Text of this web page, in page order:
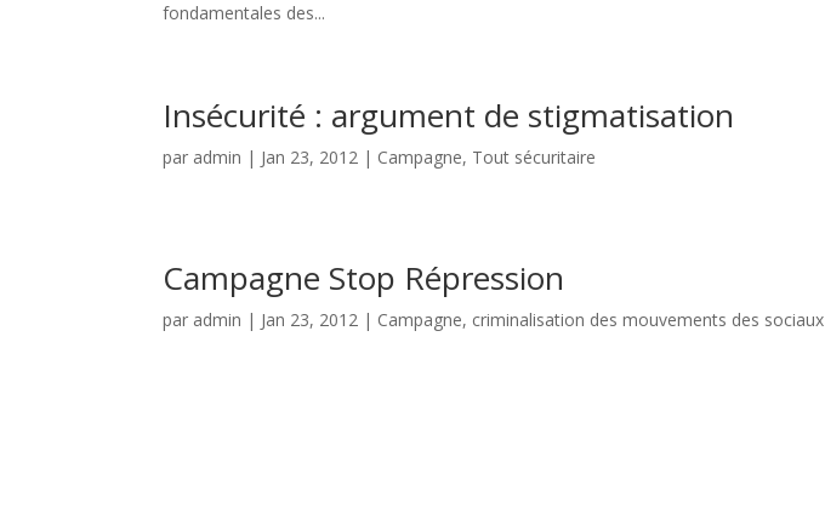
fondamentales des...
Insécurité : argument de stigmatisation
par admin | Jan 23, 2012 | Campagne, Tout sécuritaire
Campagne Stop Répression
par admin | Jan 23, 2012 | Campagne, criminalisation des mouvements des sociaux